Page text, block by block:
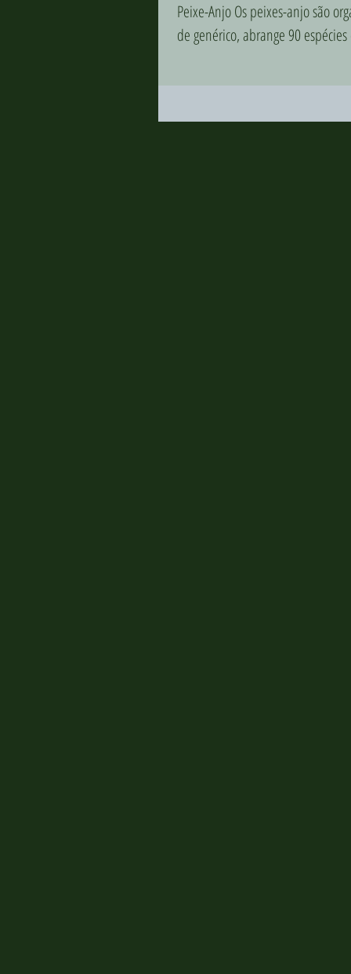
Peixe-Anjo Os peixes-anjo são
de genérico, abrange 90